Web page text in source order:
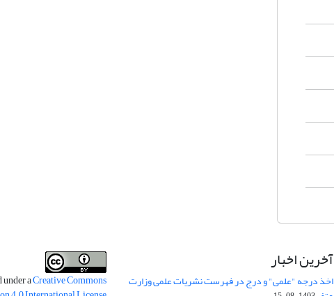
آخرین اخبار
اخذ درجه "علمی" و درج در فهرست نشریات علمی وزارت aCreative Commons